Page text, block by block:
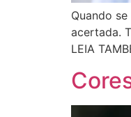
Quando
acertada.
LEIA